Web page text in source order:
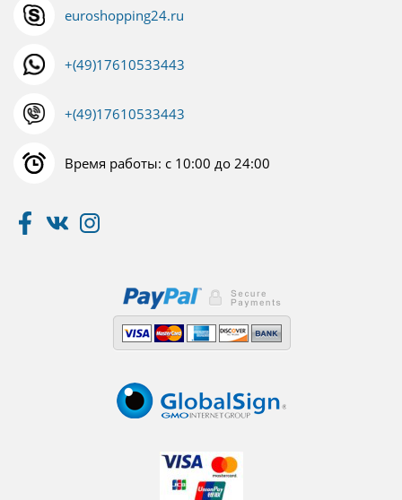
euroshopping24.ru
+(49)17610533443
+(49)17610533443
Время работы: с 10:00 до 24:00